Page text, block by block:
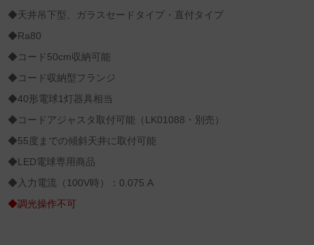
◆天井吊下型、ガラスセードタイプ・直付タイプ
◆Ra80
◆コード50cm収納可能
◆コード収納型フランジ
◆40形電球1灯器具相当
◆コードアジャスタ取付可能（LK01088・別売）
◆55度までの傾斜天井に取付可能
◆LED電球専用商品
◆入力電流（100V時）：0.075 A
◆調光操作不可